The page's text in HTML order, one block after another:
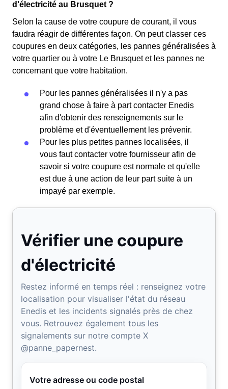
d'électricité au Brusquet ?
Selon la cause de votre coupure de courant, il vous
faudra réagir de différentes façon. On peut classer ces
coupures en deux catégories, les pannes généralisées à
votre quartier ou à votre Le Brusquet et les pannes ne
concernant que votre habitation.
Pour les pannes généralisées il n'y a pas
grand chose à faire à part contacter Enedis
afin d'obtenir des renseignements sur le
problème et d'éventuellement les prévenir.
Pour les plus petites pannes localisées, il
vous faut contacter votre fournisseur afin de
savoir si votre coupure est normale et qu'elle
est due à une action de leur part suite à un
impayé par exemple.